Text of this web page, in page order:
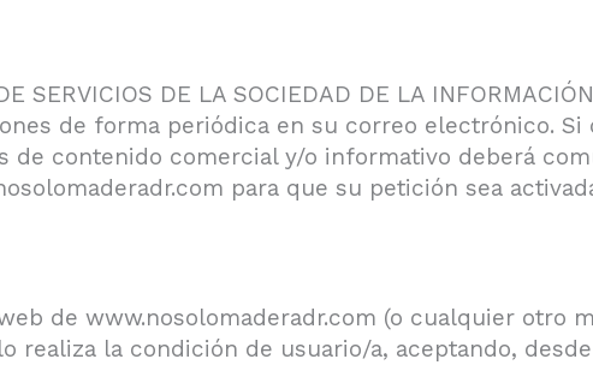
SERVICIOS DE LA SOCIEDAD DE LA
de forma periódica en su correo electrónico. Si
de contenido comercial y/o informativo deberá
para que su petición sea
de www.nosolomaderadr.com (o cualquier otro
realiza la condición de usuario/a, aceptando,